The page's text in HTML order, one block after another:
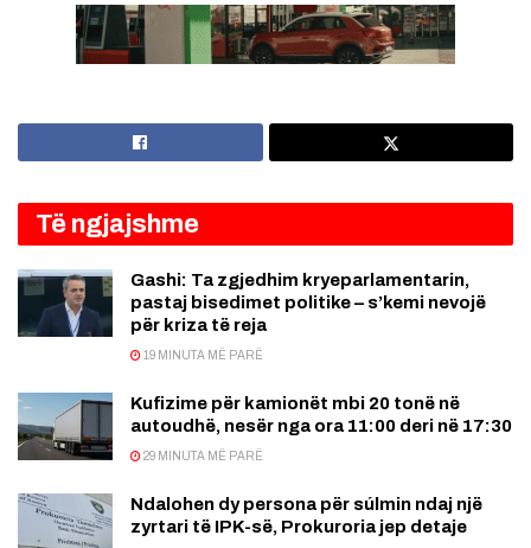
Të ngjajshme
Gashi: Ta zgjedhim kryeparlamentarin,
pastaj bisedimet politike – s’kemi nevojë
për kriza të reja
19 MINUTA MË PARË
Kufizime për kamionët mbi 20 tonë në
autoudhë, nesër nga ora 11:00 deri në 17:30
29 MINUTA MË PARË
Ndalohen dy persona për súlmin ndaj një
zyrtari të IPK-së, Prokuroria jep detaje